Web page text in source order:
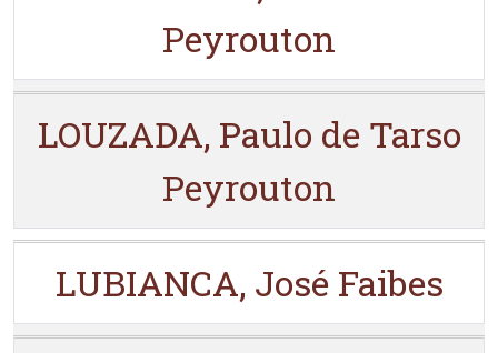
Peyrouton
LOUZADA, Paulo de Tarso
Peyrouton
LUBIANCA, José Faibes